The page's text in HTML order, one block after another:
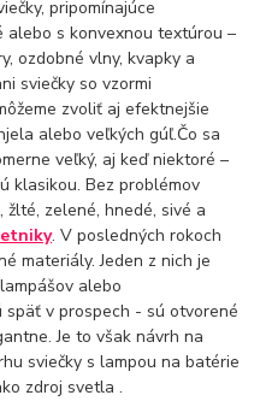
pripomínajúce
s konvexnou textúrou –
ozdobné vlny, kvapky a
sviečky so vzormi
zvoliť aj efektnejšie
alebo veľkých gúľ.Čo sa
veľký, aj keď niektoré –
klasikou. Bez problémov
žlté, zelené, hnedé, sivé a
. V posledných rokoch
materiály. Jeden z nich je
alebo
v prospech - sú otvorené
Je to však návrh na
sviečky s lampou na batérie
zdroj svetla .